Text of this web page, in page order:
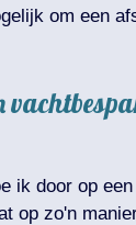
om een
ik door op
op zo'n